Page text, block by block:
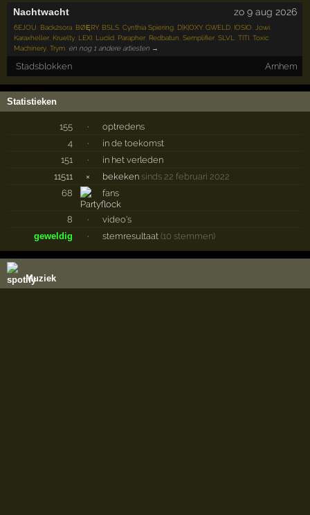
Nachtwacht zo 9 aug 2026
6EJOU Back2sora BØĘRY, BSLS ,Cynthia Spiering D|K|OXY,GWELD IOSIO Jowi
Karaxheller Kruelty LEXI Luciid Parapher Redbatun ,Semplifier ,SLVL ,TITI ,Toxic
Machinery ,Trym en nog 1 andere artiesten →
Stadsblokken Arnhem
Statistieken
155 ·
optredens
4
·
in de toekomst
151
·
in het verleden
11511
× bekeken sinds 22 februari 2022
68
fans
8 ·
video's
geweldig
· stemresultaat (10 stemmen)
Muziek